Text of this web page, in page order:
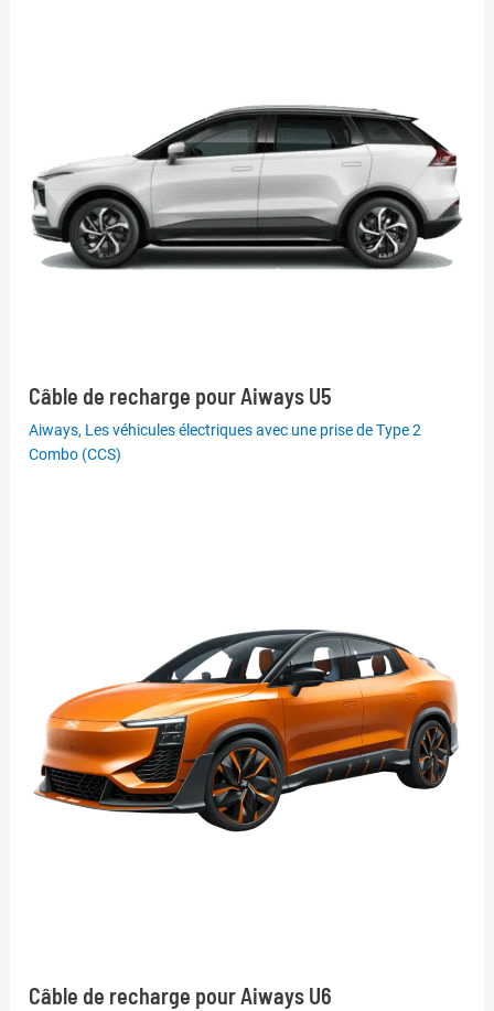
Câble de recharge pour Aiways U5
Aiways, Les véhicules électriques avec une prise de Type 2
Combo (CCS)
Câble de recharge pour Aiways U6